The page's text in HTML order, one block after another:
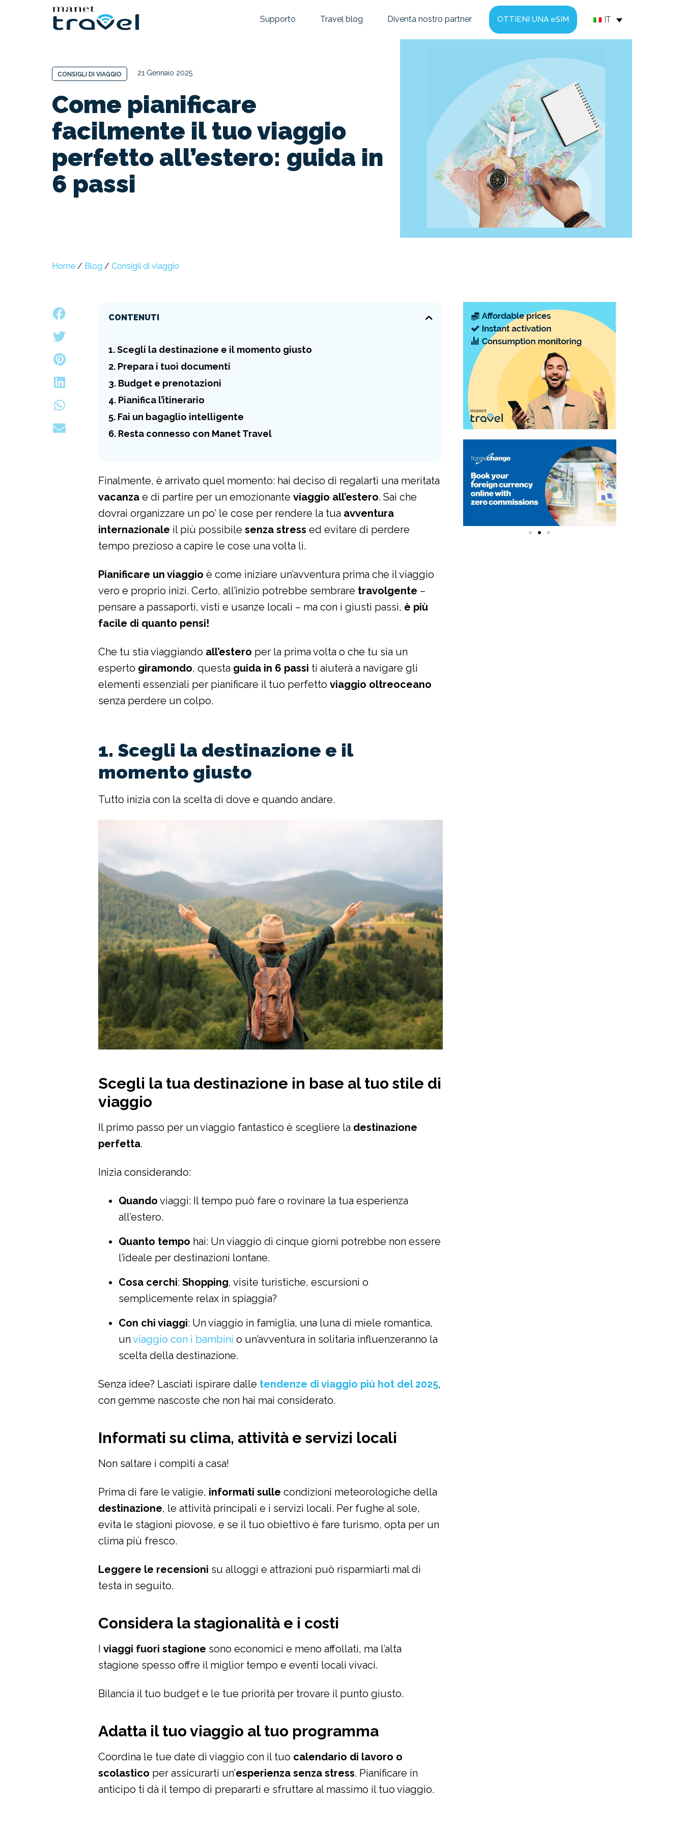
Supporto Travel blog Diventa nostro partner OTTIENI UNA eSIM IT
CONSIGLI DI VIAGGIO 21 Gennaio 2025
Come pianificare
facilmente il tuo viaggio
perfetto all’estero: guida in
6 passi
Home / Blog / Consigli di viaggio
CONTENUTI
1. Scegli la destinazione e il momento giusto
2. Prepara i tuoi documenti
3. Budget e prenotazioni
4. Pianifica l’itinerario
5. Fai un bagaglio intelligente
6. Resta connesso con Manet Travel
Finalmente, è arrivato quel momento: hai deciso di regalarti una meritata
vacanza e di partire per un emozionanteviaggio all’estero. Sai che
dovrai organizzare un po’ le cose per rendere la tua avventura
internazionale il più possibilesenza stress ed evitare di perdere
tempo prezioso a capire le cose una volta lì.
Pianificare un viaggio è come iniziare un’avventura prima che il viaggio
vero e proprio inizi. Certo, all’inizio potrebbe sembrare travolgente –
pensare a passaporti, visti e usanze locali – ma con i giusti passi, è più
facile di quanto pensi!
Che tu stia viaggiando all’estero per la prima volta o che tu sia un
esperto giramondo, questa guida in 6 passi ti aiuterà a navigare gli
elementi essenziali per pianificare il tuo perfettoviaggio oltreoceano
senza perdere un colpo.
1. Scegli la destinazione e il
momento giusto
Tutto inizia con la scelta di dove e quando andare.
Scegli la tua destinazione in base al tuo stile di
viaggio
Il primo passo per un viaggio fantastico è scegliere la destinazione
perfetta.
Inizia considerando:
Quando viaggi: Il tempo può fare o rovinare la tua esperienza
all’estero.
Quanto tempo hai: Un viaggio di cinque giorni potrebbe non essere
l’ideale per destinazioni lontane.
Cosa cerchi:Shopping, visite turistiche, escursioni o
semplicemente relax in spiaggia?
Con chi viaggi: Un viaggio in famiglia, una luna di miele romantica,
unviaggio con i bambini o un’avventura in solitaria influenzeranno la
scelta della destinazione.
Senza idee? Lasciati ispirare dalle tendenze di viaggio più hot del 2025,
con gemme nascoste che non hai mai considerato.
Informati su clima, attività e servizi locali
Non saltare i compiti a casa!
Prima di fare le valigie, informati sulle condizioni meteorologiche della
destinazione, le attività principali e i servizi locali. Per fughe al sole,
evita le stagioni piovose, e se il tuo obiettivo è fare turismo, opta per un
clima più fresco.
Leggere le recensioni su alloggi e attrazioni può risparmiarti mal di
testa in seguito.
Considera la stagionalità e i costi
Iviaggi fuori stagione sono economici e meno affollati, ma l’alta
stagione spesso offre il miglior tempo e eventi locali vivaci.
Bilancia il tuo budget e le tue priorità per trovare il punto giusto.
Adatta il tuo viaggio al tuo programma
Coordina le tue date di viaggio con il tuo calendario di lavoro o
scolastico per assicurarti un’esperienza senza stress. Pianificare in
anticipo ti dà il tempo di prepararti e sfruttare al massimo il tuo viaggio.